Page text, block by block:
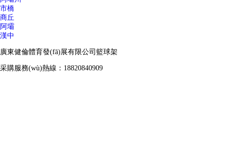
市橋
商丘
阿壩
漢中
廣東健倫體育發(fā)展有限公司籃球架
采購服務(wù)熱線：18820840909